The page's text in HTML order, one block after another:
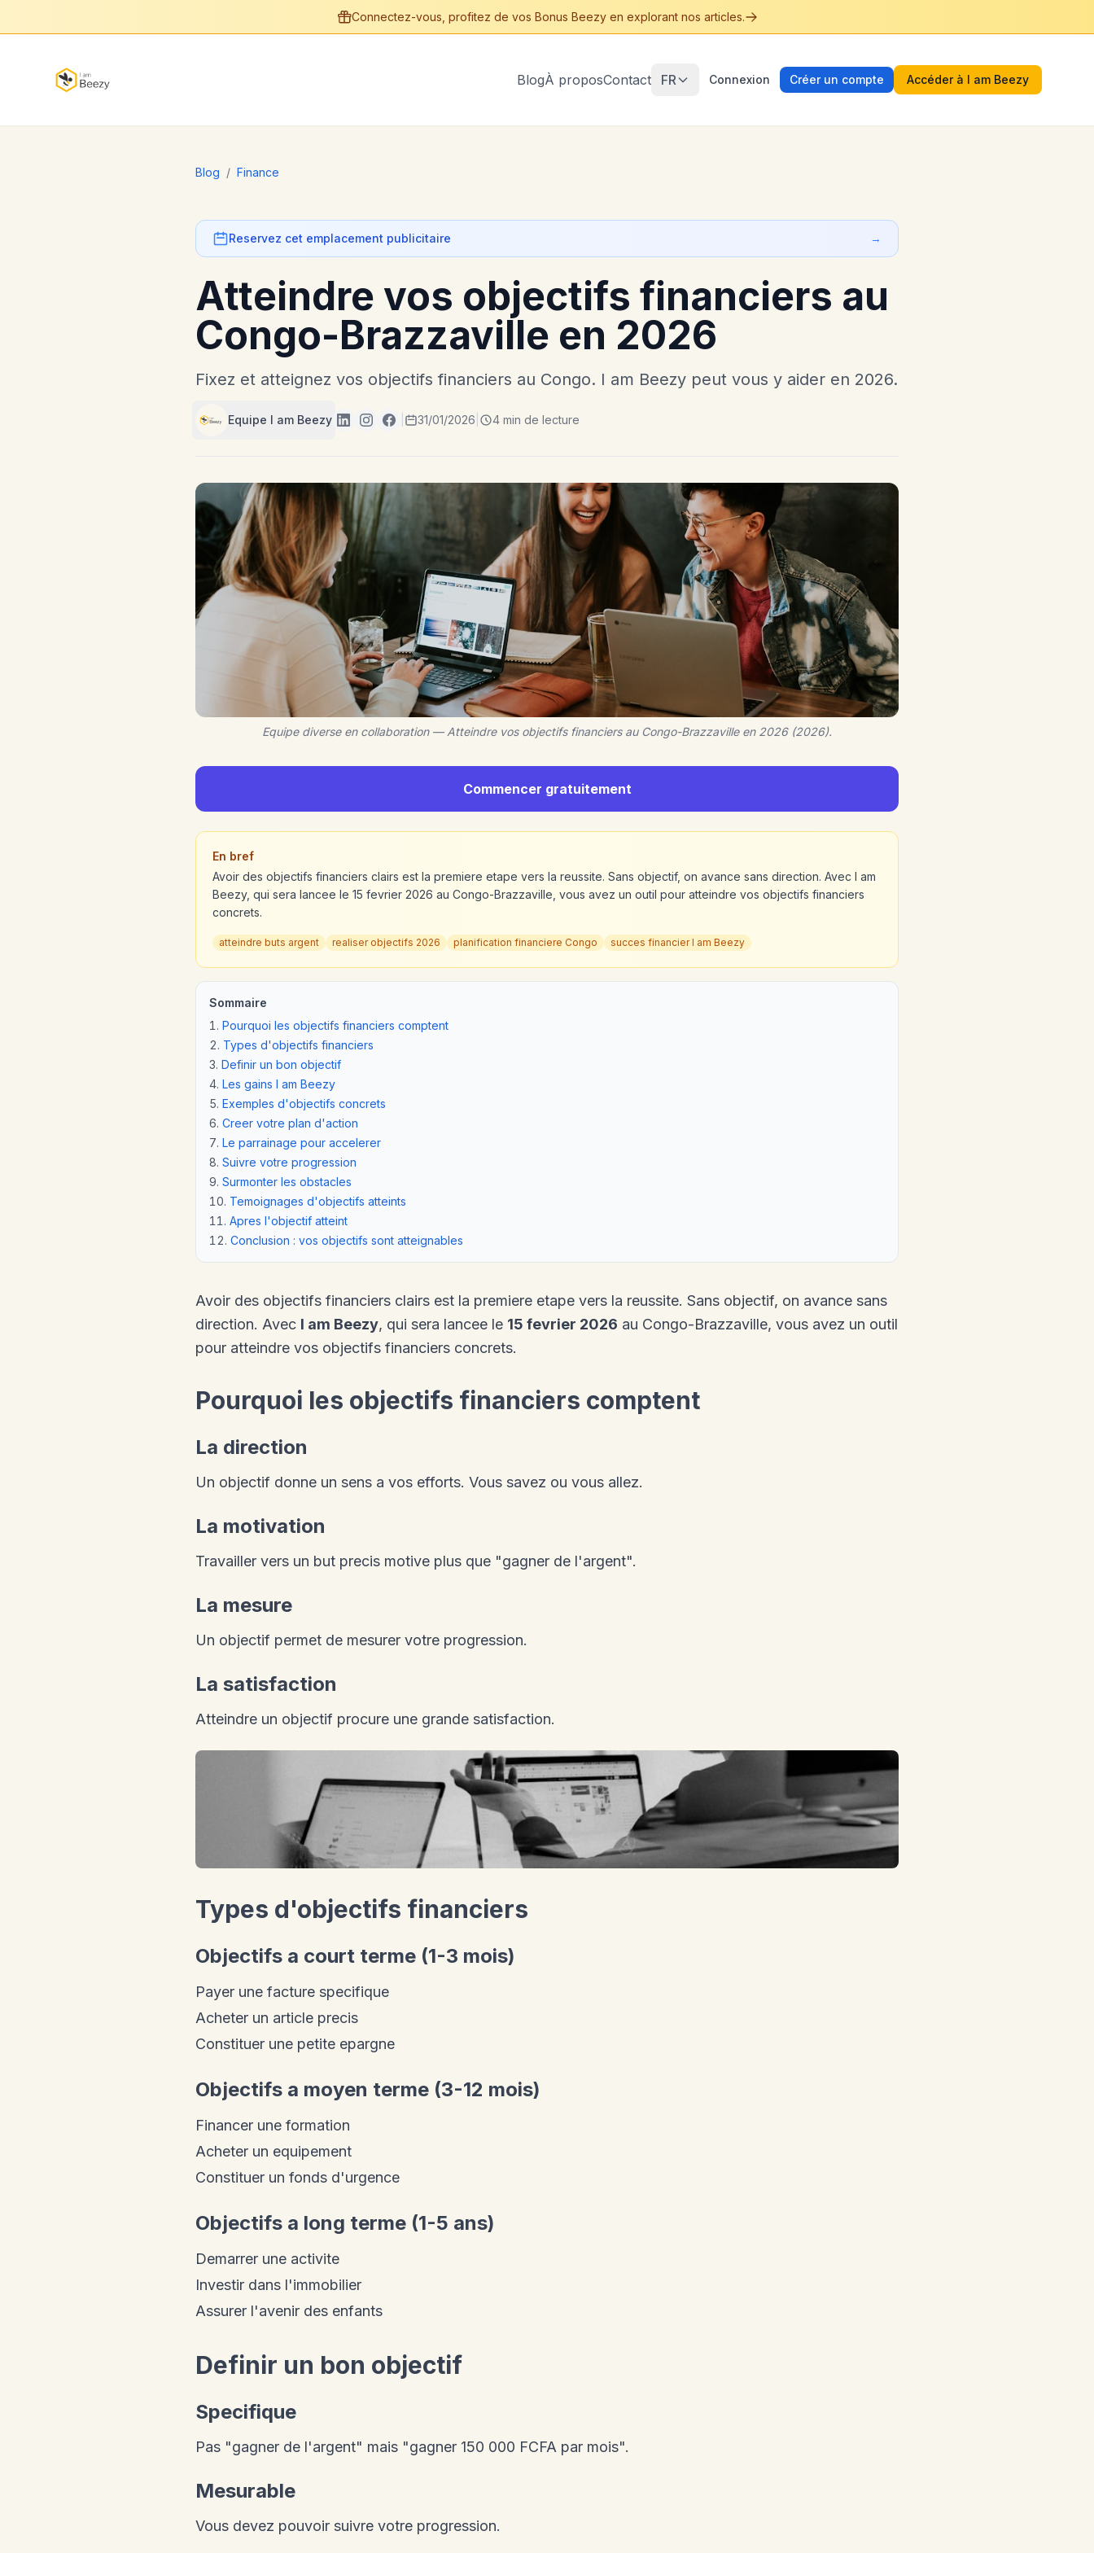
Connectez-vous, profitez de vos Bonus Beezy en explorant nos articles.
BlogÀ proposContact FR Connexion Créer un compte Accéder à I am Beezy
Blog / Finance
Reservez cet emplacement publicitaire →
Atteindre vos objectifs financiers au
Congo-Brazzaville en 2026
Fixez et atteignez vos objectifs financiers au Congo. I am Beezy peut vous y aider en 2026.
Equipe I am Beezy 31/01/2026 4 min de lecture
Equipe diverse en collaboration — Atteindre vos objectifs financiers au Congo-Brazzaville en 2026 (2026).
Commencer gratuitement
En bref
Avoir des objectifs financiers clairs est la premiere etape vers la reussite. Sans objectif, on avance sans direction. Avec I am
Beezy, qui sera lancee le 15 fevrier 2026 au Congo-Brazzaville, vous avez un outil pour atteindre vos objectifs financiers
concrets.
atteindre buts argent realiser objectifs 2026 planification financiere Congo succes financier I am Beezy
Sommaire
Pourquoi les objectifs financiers comptent
Types d'objectifs financiers
Definir un bon objectif
Les gains I am Beezy
Exemples d'objectifs concrets
Creer votre plan d'action
Le parrainage pour accelerer
Suivre votre progression
Surmonter les obstacles
Temoignages d'objectifs atteints
Apres l'objectif atteint
Conclusion : vos objectifs sont atteignables
Avoir des objectifs financiers clairs est la premiere etape vers la reussite. Sans objectif, on avance sans
direction. Avec I am Beezy, qui sera lancee le 15 fevrier 2026 au Congo-Brazzaville, vous avez un outil
pour atteindre vos objectifs financiers concrets.
Pourquoi les objectifs financiers comptent
La direction
Un objectif donne un sens a vos efforts. Vous savez ou vous allez.
La motivation
Travailler vers un but precis motive plus que "gagner de l'argent".
La mesure
Un objectif permet de mesurer votre progression.
La satisfaction
Atteindre un objectif procure une grande satisfaction.
Types d'objectifs financiers
Objectifs a court terme (1-3 mois)
Payer une facture specifique
Acheter un article precis
Constituer une petite epargne
Objectifs a moyen terme (3-12 mois)
Financer une formation
Acheter un equipement
Constituer un fonds d'urgence
Objectifs a long terme (1-5 ans)
Demarrer une activite
Investir dans l'immobilier
Assurer l'avenir des enfants
Definir un bon objectif
Specifique
Pas "gagner de l'argent" mais "gagner 150 000 FCFA par mois".
Mesurable
Vous devez pouvoir suivre votre progression.